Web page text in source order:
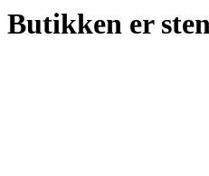
Butikken er